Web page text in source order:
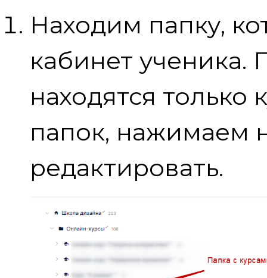
Находим папку,
кабинет ученика.
находятся только
папок, нажимаем
редактировать.